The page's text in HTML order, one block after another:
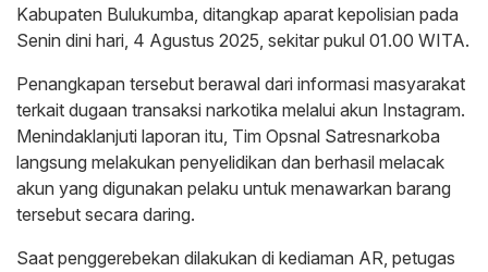
Kabupaten Bulukumba, ditangkap aparat kepolisian pada
Senin dini hari, 4 Agustus 2025, sekitar pukul 01.00 WITA.
Penangkapan tersebut berawal dari informasi masyarakat
terkait dugaan transaksi narkotika melalui akun Instagram.
Menindaklanjuti laporan itu, Tim Opsnal Satresnarkoba
langsung melakukan penyelidikan dan berhasil melacak
akun yang digunakan pelaku untuk menawarkan barang
tersebut secara daring.
Saat penggerebekan dilakukan di kediaman AR, petugas